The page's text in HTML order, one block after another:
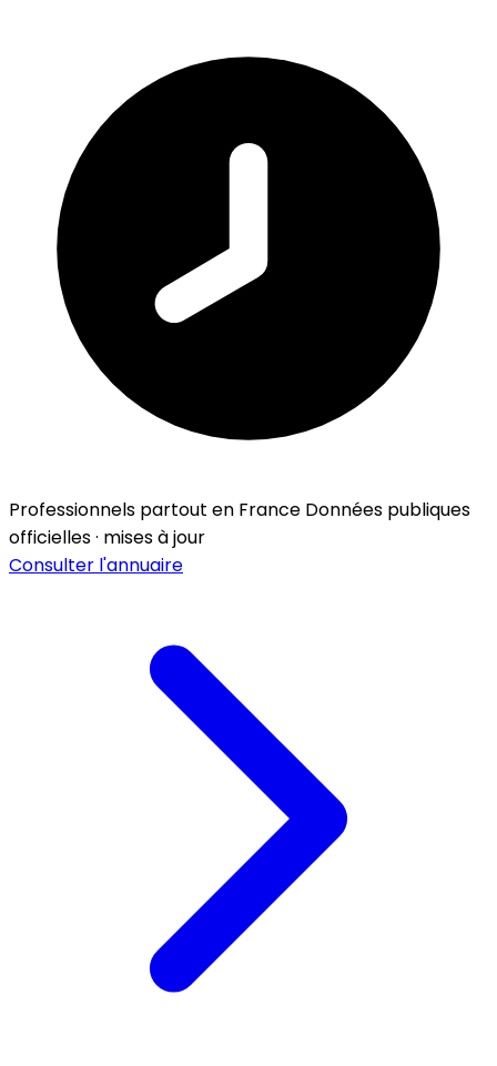
Professionnels partout en France Données publiques
officielles · mises à jour
Consulter l'annuaire